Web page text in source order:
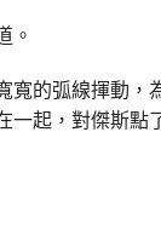
。
寬的弧線揮動，
一起，對傑斯點